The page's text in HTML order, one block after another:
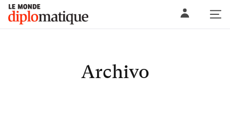
Skip
content
Le monde diplomatique
Archivo